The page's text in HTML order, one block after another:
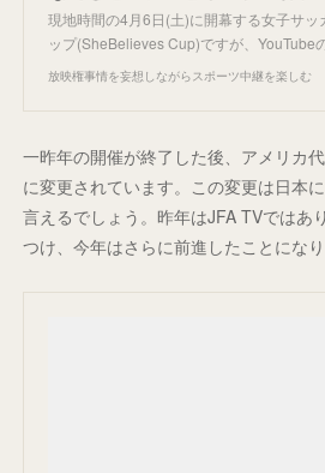
現地時間の4月6日(土)に開幕する女子サッ
ップ(SheBelieves Cup)ですが、YouTube
放映権事情を妄想しながらスポーツ中継を楽しむ
一昨年の開催が終了した後、アメリカ
に変更されています。この変更は日本
言えるでしょう。昨年はJFA TVではあ
つけ、今年はさらに前進したことになり